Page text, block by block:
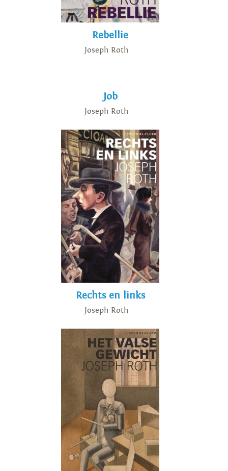
Rebellie
Joseph Roth
Job
Joseph Roth
Rechts en links
Joseph Roth